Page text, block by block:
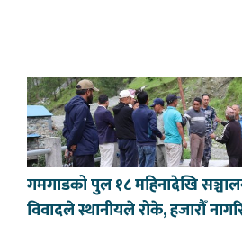
गमगाडको पुल १८ महिनादेखि
विवादले स्थानीयले रोके, हजारौँ